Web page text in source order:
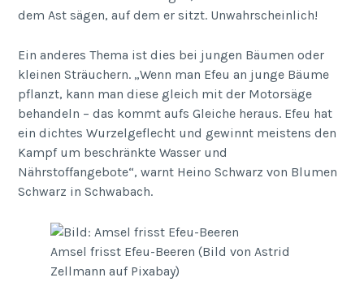
dem Ast sägen, auf dem er sitzt. Unwahrscheinlich!
Ein anderes Thema ist dies bei jungen Bäumen oder
kleinen Sträuchern. „Wenn man Efeu an junge Bäume
pflanzt, kann man diese gleich mit der Motorsäge
behandeln – das kommt aufs Gleiche heraus. Efeu hat
ein dichtes Wurzelgeflecht und gewinnt meistens den
Kampf um beschränkte Wasser und
Nährstoffangebote“, warnt Heino Schwarz von Blumen
Schwarz in Schwabach.
Amsel frisst Efeu-Beeren (Bild von Astrid
Zellmann auf Pixabay)